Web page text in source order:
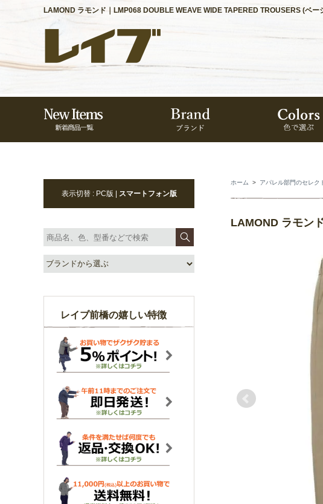
LAMOND ラモンド｜LMP068 DOUBLE WEAVE WIDE TAPERED TROUSERS (ベー
ホーム > アパレル部門のセレク
LAMOND ラモン
表示切替 : PC版 | スマートフォン版
レイブ前橋の嬉しい特徴